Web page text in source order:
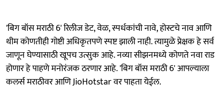
'बिग बॉस मराठी 6' रिलीज डेट, वेळ, स्पर्धकांची नावे, होस्टचे नाव आणि
थीम कोणतीही गोष्टी अधिकृतपणे स्पष्ट झाली नाही. त्यामुळे प्रेक्षक हे सर्व
जाणून घेण्यासाठी खूपच उत्सुक आहे. नव्या सीझनमध्ये कोणते नवा राड
होणार हे पाहणे मनोरंजक ठरणार आहे. 'बिग बॉस मराठी 6' आपल्याला
कलर्स मराठीवर आणि JioHotstar वर पाहता येईल.